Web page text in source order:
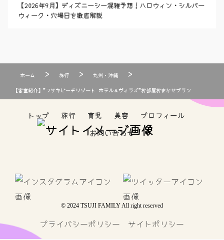
【2026年9月】ディズニーシー混雑予想！ハロウィン・シルバー
ウィーク・穴場日を徹底解説
ホーム > 旅行 > 九州・沖縄 >
【客室紹介】”フサキビーチリゾート ホテル＆ヴィラズ”お部屋おまかせプラン
トップ 旅行 育児 美容
プロフィール
お問い合わせ
© 2024 TSUJI FAMILY All right reserved
プライバシーポリシー サイトポリシー